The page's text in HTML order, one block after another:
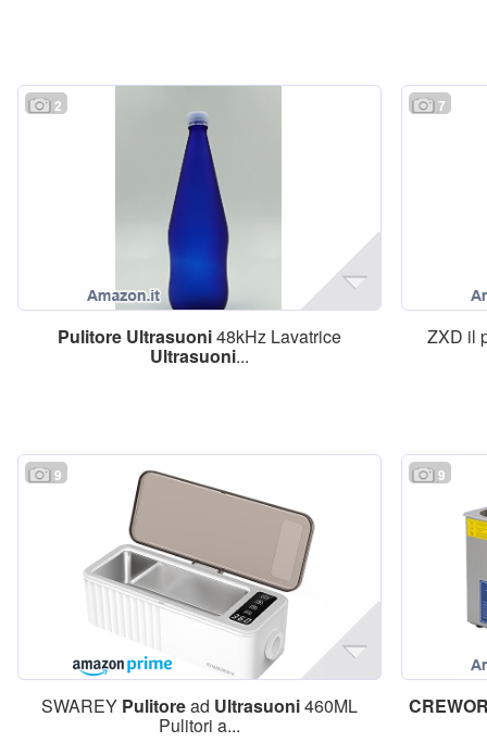
2
Pulitore Ultrasuoni48kHz Lavatrice
Ultrasuoni...
7
ZXD il
9
SWAREY Pulitoread Ultrasuoni460ML
Pulitori a...
9